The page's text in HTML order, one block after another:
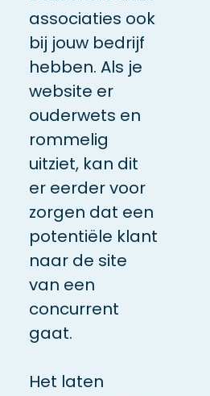
associaties ook
bij jouw bedrijf
hebben. Als je
website er
ouderwets en
rommelig
uitziet, kan dit
er eerder voor
zorgen dat een
potentiële klant
naar de site
van een
concurrent
gaat.
Het laten